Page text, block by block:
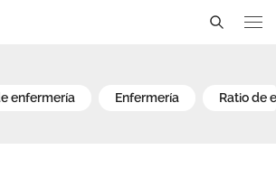
a reanudar
enfermería enfermería ratio de